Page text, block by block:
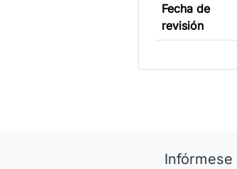
Fecha de
revisión